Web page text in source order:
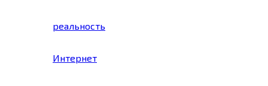
реальность
Интернет